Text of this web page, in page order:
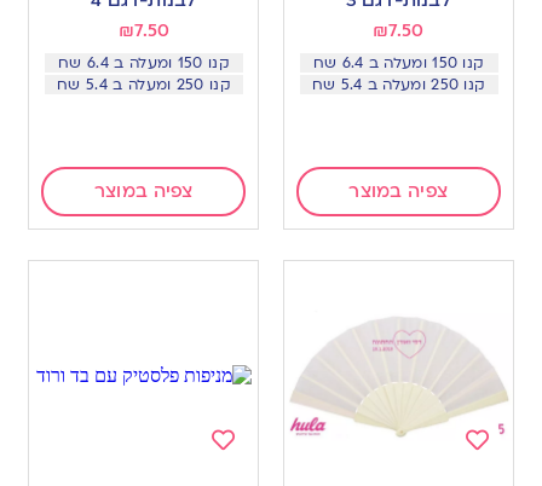
₪7.50
קנו 150 ומעלה ב 6.4 שח
קנו 250 ומעלה ב 5.4 שח
צפיה במוצר
₪7.50
קנו 150 ומעלה ב 6.4 שח
קנו 250 ומעלה ב 5.4 שח
צפיה במוצר